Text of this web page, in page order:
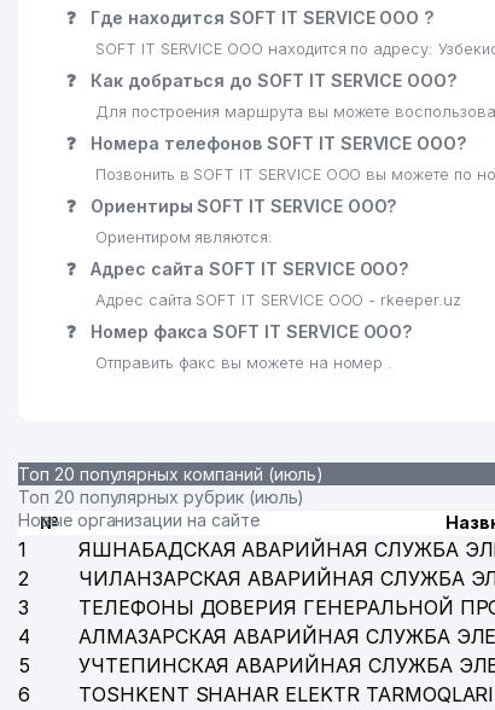
23 FRIGO DINAMIC ООО
24 КАЗАХСКИЙ НАЦИОНАЛЬНЫЙ КУЛЬТУРНЫЙ
ПОЧЁТНОЕ КОНСУЛЬСТВО КОРОЛЕВСТВА
АКАДЕМИЯ ВООРУЖЁННЫХ СИЛ РЕСПУБЛИКИ
27 ЦЕНТР ГИДРОМЕТЕОРОЛОГИЧЕСКОЙ СЛУЖБЫ
28 BISH-SERVIS ООО
ИПАК ЙУЛИ АИКБ МИРЗО-УЛУГБЕКСКИЙ
NOVA GROUP ООО
❓ Где находится SOFT IT SERVICE ООО ?
SOFT IT SERVICE ООО находится по адресу:
❓ Как добраться до SOFT IT SERVICE ООО?
Для построения маршрута вы можете
❓ Номера телефонов SOFT IT SERVICE ООО?
Позвонить в SOFT IT SERVICE ООО вы можете по
❓ Ориентиры SOFT IT SERVICE ООО?
Ориентиром являются:
❓ Адрес сайта SOFT IT SERVICE ООО?
Адрес сайта SOFT IT SERVICE ООО - rkeeper.uz
❓ Номер факса SOFT IT SERVICE ООО?
Отправить факс вы можете на номер .
Топ 20 популярных компаний (июль)
Топ 20 популярных рубрик (июль)
Новые организации на сайте
№
1 ЯШНАБАДСКАЯ АВАРИЙНАЯ СЛУЖБА
2
ЧИЛАНЗАРСКАЯ АВАРИЙНАЯ СЛУЖБА
3
ТЕЛЕФОНЫ ДОВЕРИЯ ГЕНЕРАЛЬНОЙ
4
АЛМАЗАРСКАЯ АВАРИЙНАЯ СЛУЖБА
5
УЧТЕПИНСКАЯ АВАРИЙНАЯ СЛУЖБА
6
TOSHKENT SHAHAR ELEKTR